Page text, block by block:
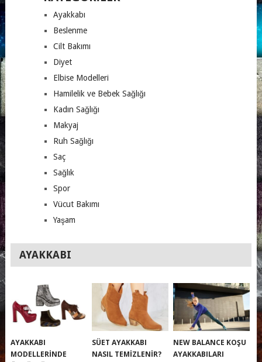
Ayakkabı
Beslenme
Cilt Bakımı
Diyet
Elbise Modelleri
Hamilelik ve Bebek Sağlığı
Kadın Sağlığı
Makyaj
Ruh Sağlığı
Saç
Sağlık
Spor
Vücut Bakımı
Yaşam
AYAKKABI
AYAKKABI
MODELLERINDE
SÜET AYAKKABI
NASIL TEMIZLENIR?
NEW BALANCE KOŞU
AYAKKABILARI